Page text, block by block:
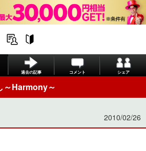
過去の記事 コメント シェア
～Harmony～
2010/02/26